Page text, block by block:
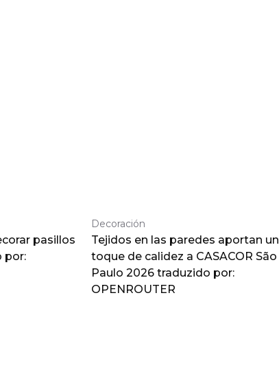
pasillos
por:
Decoración
Tejidos en las paredes aportan un
toque de calidez a CASACOR São
Paulo 2026 traduzido por:
OPENROUTER